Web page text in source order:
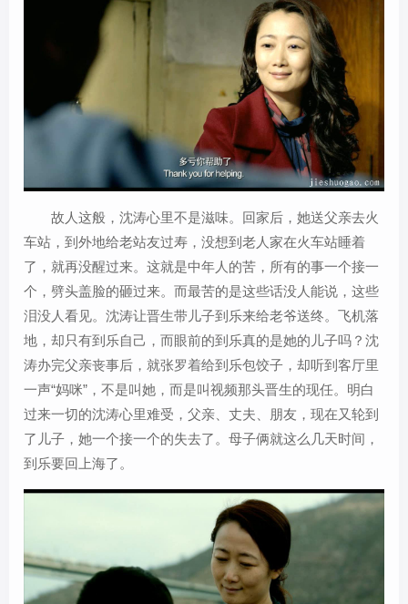
故人这般，沈涛心里不是滋味。回家后，她送父亲去火
车站，到外地给老站友过寿，没想到老人家在火车站睡着
了，就再没醒过来。这就是中年人的苦，所有的事一个接一
个，劈头盖脸的砸过来。而最苦的是这些话没人能说，这些
泪没人看见。沈涛让晋生带儿子到乐来给老爷送终。飞机落
地，却只有到乐自己，而眼前的到乐真的是她的儿子吗？沈
涛办完父亲丧事后，就张罗着给到乐包饺子，却听到客厅里
一声“妈咪”，不是叫她，而是叫视频那头晋生的现任。明白
过来一切的沈涛心里难受，父亲、丈夫、朋友，现在又轮到
了儿子，她一个接一个的失去了。母子俩就这么几天时间，
到乐要回上海了。